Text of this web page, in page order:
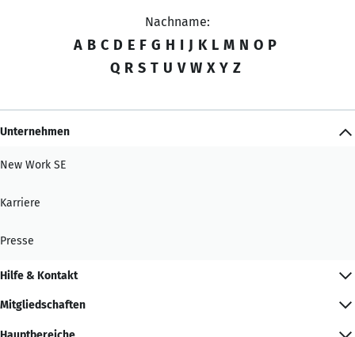
Nachname:
A B C D E F G H I J K L M N O P
Q R S T U V W X Y Z
Unternehmen
New Work SE
Karriere
Presse
Hilfe & Kontakt
Mitgliedschaften